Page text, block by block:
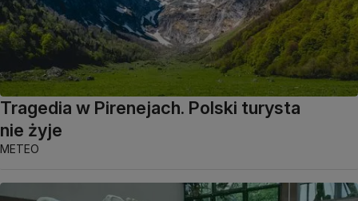
Tragedia w Pirenejach. Polski turysta
nie żyje
METEO